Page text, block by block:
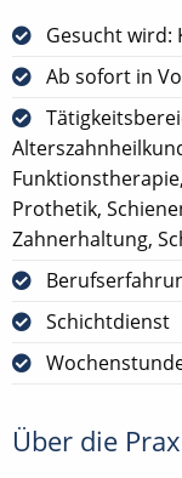
Gesucht wird:
Ab sofort in
Prothetik,
Zahnerhaltung,
Schichtdienst
Über die